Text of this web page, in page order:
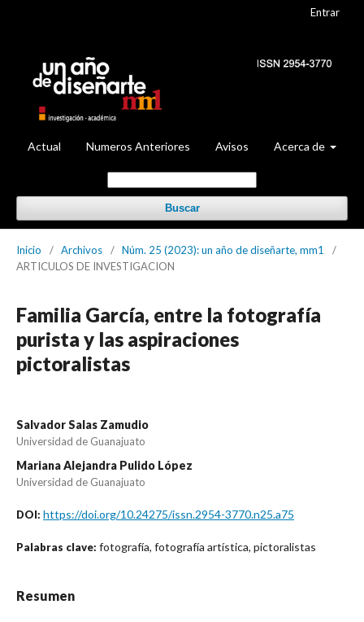
Actual Numeros Anteriores Avisos Acerca de
Buscar
Entrar
Inicio / Archivos / Núm. 25 (2023): un año de diseñarte, mm1
/
ARTICULOS DE INVESTIGACION
Familia García, entre la fotografía
purista y las aspiraciones
pictoralistas
Salvador Salas Zamudio
Universidad de Guanajuato
Mariana Alejandra Pulido López
Universidad de Guanajuato
DOI: https://doi.org/10.24275/issn.2954-3770.n25.a75
Palabras clave: fotografía, fotografía artística, pictoralistas
Resumen